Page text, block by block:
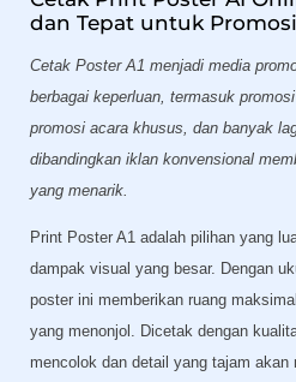
dan Tepat untuk
Cetak Poster A1 menjadi media
berbagai keperluan, termasuk
promosi acara khusus, dan banyak
dibandingkan iklan konvensional
yang menarik.
Print Poster A1 adalah pilihan yang
dampak visual yang besar. Dengan
poster ini memberikan ruang
yang menonjol. Dicetak dengan
mencolok dan detail yang tajam akan